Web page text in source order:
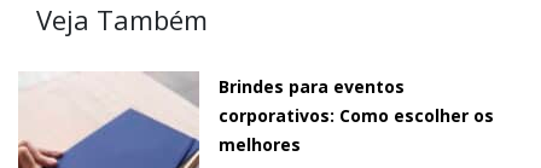
Veja Também
Brindes para eventos
corporativos: Como escolher os
melhores